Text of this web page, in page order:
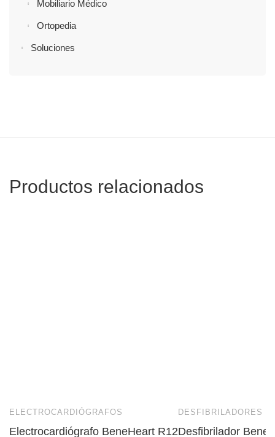
Mobiliario Médico
Ortopedia
Soluciones
Productos relacionados
ELECTROCARDIÓGRAFOS
Electrocardiógrafo BeneHeart R12
DESFIBRILADORES
Desfibrilador